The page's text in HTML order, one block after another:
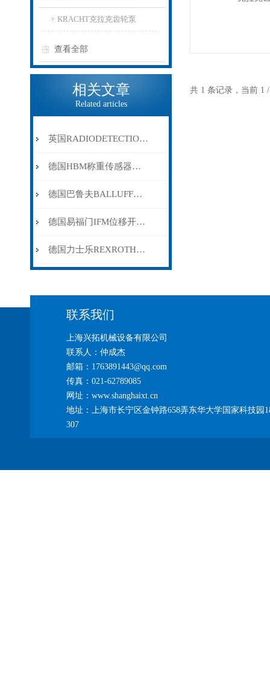
KRACHT克拉克齿轮泵
查看全部
相关文章
Related articles
英国RADIODETECTION雷迪探测仪管线仪的工业应用
德国HBM称重传感器在料斗秤中的安装与调试说明
德国巴鲁夫BALLUFF传感器的主要应用和注意事项
德国易福门IFM位移开关的产品特性与主要应用
德国力士乐REXROTH电磁阀在液压系统中的应用与功能分析
共 1 条记录，当前
联系我们
上海兴拓机械设备有限公司
联系人：仲成杰
邮箱：1763891443@qq.com
传真：021-62789085
网址：www.shanghaixt.cn
地址：上海市长宁区金钟路658弄东华大学国家科技园
307